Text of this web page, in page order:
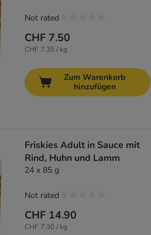
CHF 7.50
CHF 7.35 / kg
Not rated
Zum Warenkorb
hinzufügen
Friskies Adult in Sauce mit
Rind, Huhn und Lamm
24 x 85 g
CHF 14.90
CHF 7.30 / kg
Not rated